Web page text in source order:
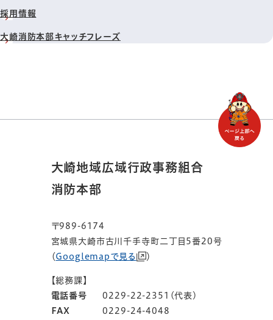
採用情報
大崎消防本部キャッチフレーズ
大崎地域広域行政事務組合
消防本部
〒989-6174
宮城県大崎市古川千手寺町二丁目5番20号
（ Googlemapで見る ）
【総務課】
電話番号
0229-22-2351(代表)
FAX
0229-24-4048